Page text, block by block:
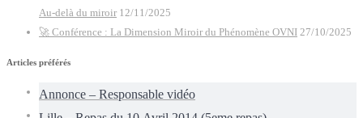
Au-delà du miroir 12/11/2025
🚀 Conférence : La Dimension Miroir du Phénomène OVNI 27/10/2025
Articles préférés
Annonce – Responsable vidéo